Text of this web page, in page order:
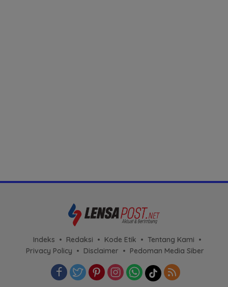
Indeks Redaksi Kode Etik
Tentang Kami
Privacy Policy
Disclaimer Pedoman Media Siber